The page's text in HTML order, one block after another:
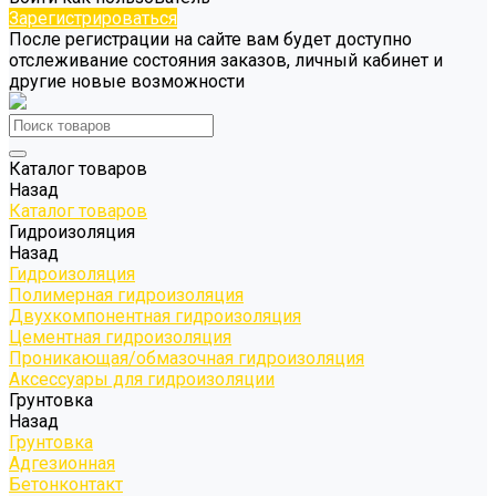
Зарегистрироваться
После регистрации на сайте вам будет доступно
отслеживание состояния заказов, личный кабинет и
другие новые возможности
Каталог товаров
Назад
Каталог товаров
Гидроизоляция
Назад
Гидроизоляция
Полимерная гидроизоляция
Двухкомпонентная гидроизоляция
Цементная гидроизоляция
Проникающая/обмазочная гидроизоляция
Аксессуары для гидроизоляции
Грунтовка
Назад
Грунтовка
Адгезионная
Бетонконтакт